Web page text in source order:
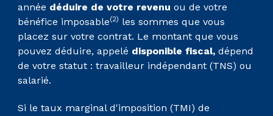
année déduire de votre revenu ou de votre
bénéfice imposable(2) les sommes que vous
placez sur votre contrat. Le montant que vous
pouvez déduire, appelé disponible fiscal, dépend
de votre statut : travailleur indépendant (TNS) ou
salarié.
Si le taux marginal d'imposition (TMI) de